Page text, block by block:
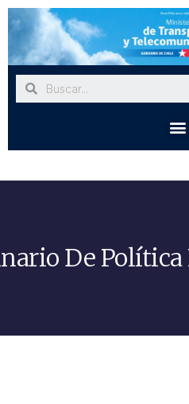
De Política